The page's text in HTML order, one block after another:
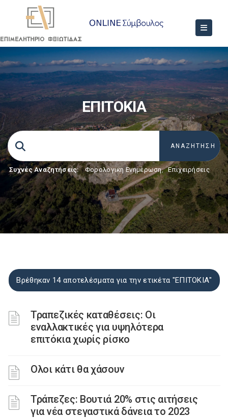
ΕΠΙΤΟΚΙΑ
Συχνές Αναζητήσεις: Φορολογικη Ενημέρωση, Επιχειρήσεις
Βρέθηκαν 14 αποτελέσματα για την ετικέτα "ΕΠΙΤΟΚΙΑ"
Τραπεζικές καταθέσεις: Οι
εναλλακτικές για υψηλότερα
επιτόκια χωρίς ρίσκο
Ολοι κάτι θα χάσουν
Τράπεζες: Βουτιά 20% στις αιτήσεις
για νέα στεγαστικά δάνεια το 2023